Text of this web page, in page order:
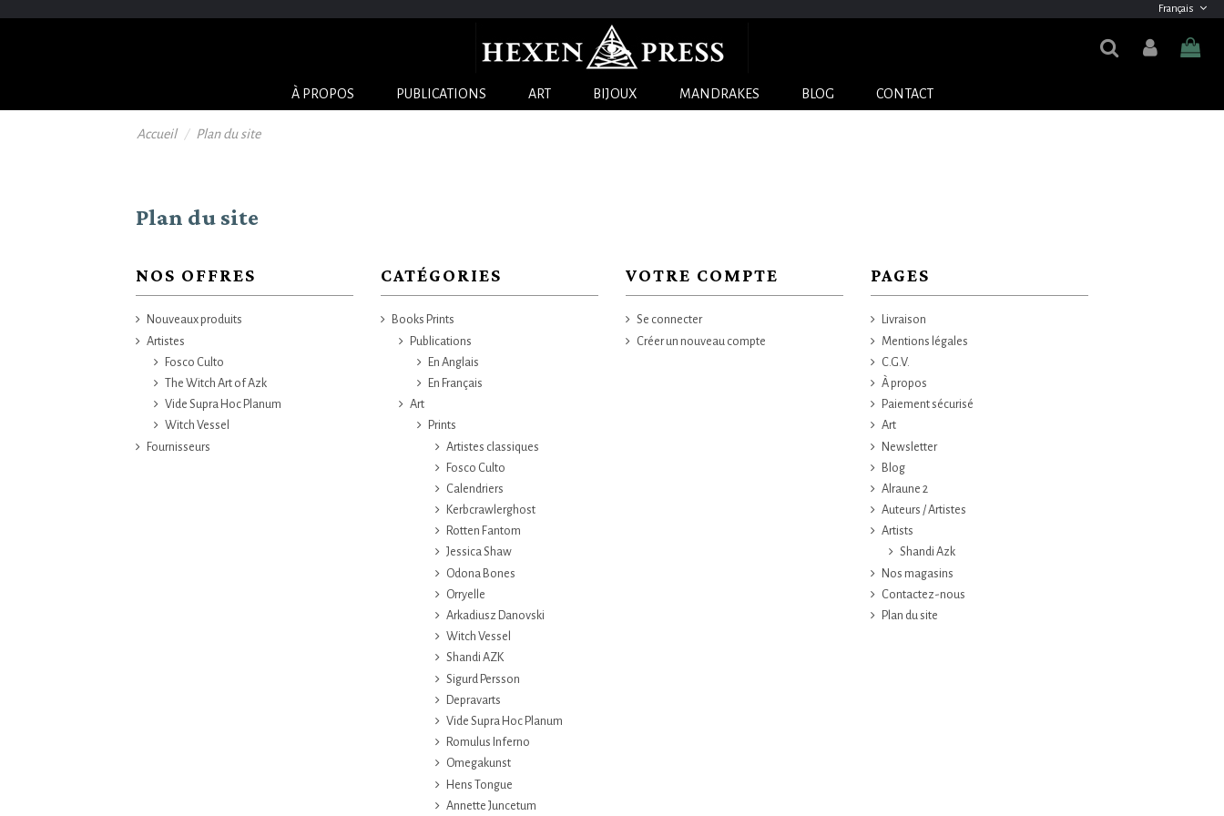
Français
À PROPOS PUBLICATIONS ART BIJOUX MANDRAKES BLOG CONTACT
Accueil Plan du site
Plan du site
NOS OFFRES
Nouveaux produits
Artistes
Fosco Culto
The Witch Art of Azk
Vide Supra Hoc Planum
Witch Vessel
Fournisseurs
CATÉGORIES
Books Prints
Publications
En Anglais
En Français
Art
Prints
Artistes classiques
Fosco Culto
Calendriers
Kerbcrawlerghost
Rotten Fantom
Jessica Shaw
Odona Bones
Orryelle
Arkadiusz Danovski
Witch Vessel
Shandi AZK
Sigurd Persson
Depravarts
Vide Supra Hoc Planum
Romulus Inferno
Omegakunst
Hens Tongue
Annette Juncetum
VOTRE COMPTE
Se connecter
Créer un nouveau compte
PAGES
Livraison
Mentions légales
C.G.V.
À propos
Paiement sécurisé
Art
Newsletter
Blog
Alraune 2
Auteurs / Artistes
Artists
Shandi Azk
Nos magasins
Contactez-nous
Plan du site